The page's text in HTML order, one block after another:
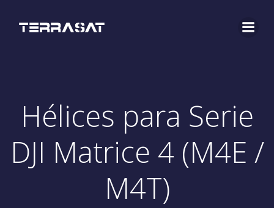
contenido
Hélices para Serie
DJI Matrice 4 (M4E /
M4T)